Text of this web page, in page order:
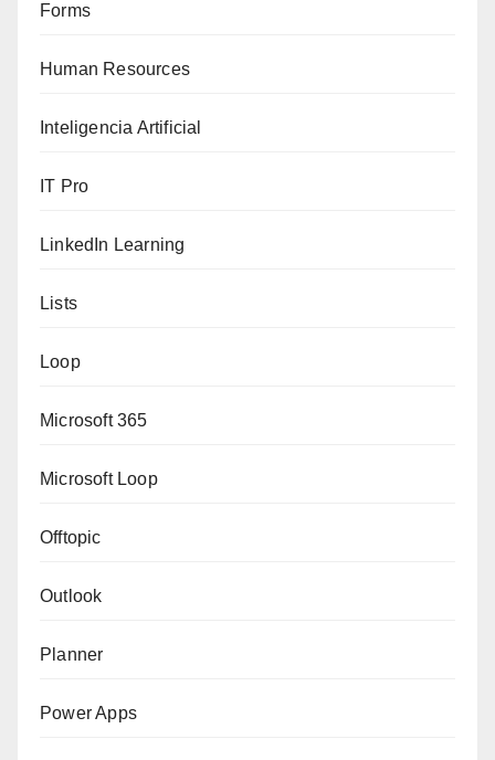
Forms
Human Resources
Inteligencia Artificial
IT Pro
LinkedIn Learning
Lists
Loop
Microsoft 365
Microsoft Loop
Offtopic
Outlook
Planner
Power Apps